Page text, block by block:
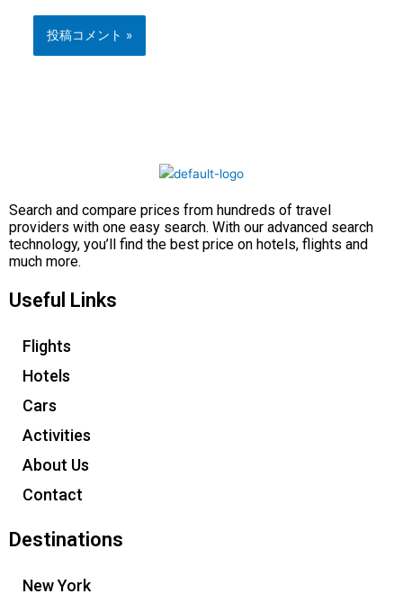
Search and compare prices from hundreds of travel
providers with one easy search. With our advanced search
technology, you’ll find the best price on hotels, flights and
much more.
Useful Links
Flights
Hotels
Cars
Activities
About Us
Contact
Destinations
New York